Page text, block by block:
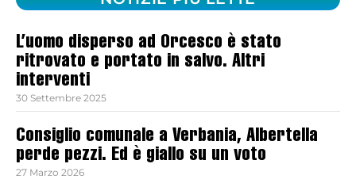
L’uomo disperso ad Orcesco è stato
ritrovato e portato in salvo. Altri
interventi
30 Settembre 2025
Consiglio comunale a Verbania, Albertella
perde pezzi. Ed è giallo su un voto
27 Marzo 2026